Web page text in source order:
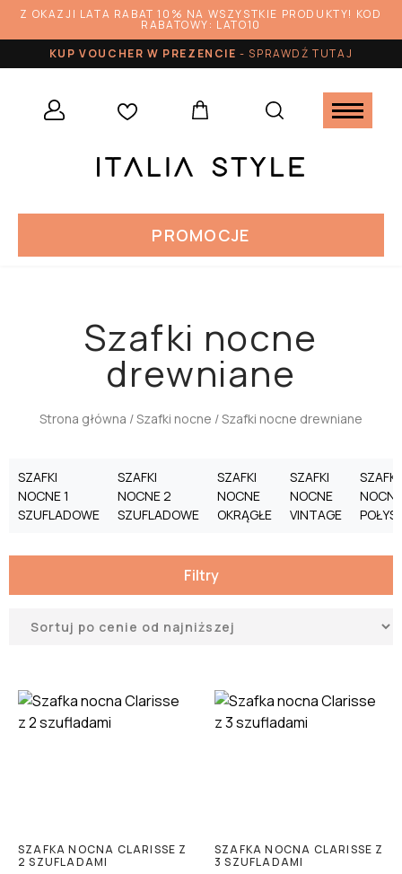
Z OKAZJI LATA RABAT 10% NA WSZYSTKIE PRODUKTY! KOD
RABATOWY: LATO10
KUP VOUCHER W PREZENCIE-SPRAWDŹ TUTAJ
PROMOCJE
Szafki nocne
drewniane
Strona główna /Szafki nocne / Szafki nocne drewniane
SZAFKI
NOCNE 1
SZUFLADOWE
SZAFKI
NOCNE 2
SZUFLADOWE
SZAFKI
NOCNE
OKRĄGŁE
SZAFKI
NOCNE
VINTAGE
SZAFKI
Filtry
SZAFKA NOCNA CLARISSE Z
2 SZUFLADAMI
SZAFKA NOCNA CLARISSE Z
3 SZUFLADAMI